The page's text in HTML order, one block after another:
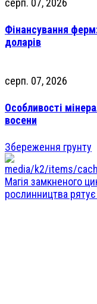
Фінансування
доларів
серп. 07, 2026
Особливості
восени
Збереження грунту
Магія замкненого
рослинництва